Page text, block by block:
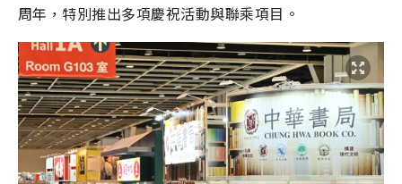
周年，特別推出多項慶祝活動與聯乘項目。